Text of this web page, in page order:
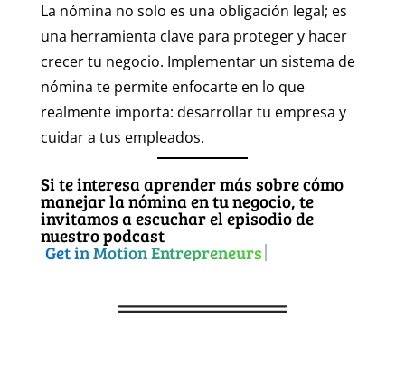
La nómina no solo es una obligación legal; es
una herramienta clave para proteger y hacer
crecer tu negocio. Implementar un sistema de
nómina te permite enfocarte en lo que
realmente importa: desarrollar tu empresa y
cuidar a tus empleados.
Si te interesa aprender más sobre cómo
manejar la nómina en tu negocio, te
invitamos a escuchar el episodio de
nuestro podcast Get in Motion Entrepreneurs